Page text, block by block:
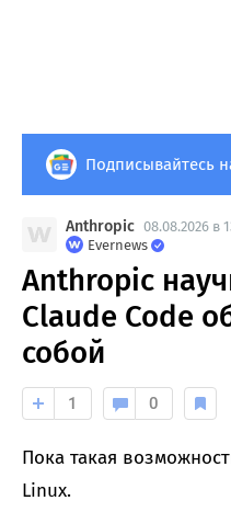
Подписывайтесь
Anthropic 08.08.2026 в
Evernews
Anthropic
Claude Code
собой
1 0
Пока такая
Linux.